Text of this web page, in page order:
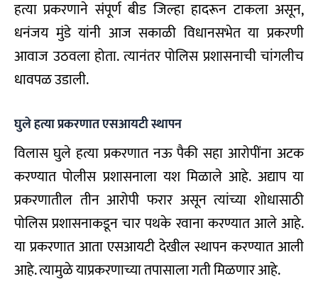
हत्या प्रकरणाने संपूर्ण बीड जिल्हा हादरून टाकला असून,
धनंजय मुंडे यांनी आज सकाळी विधानसभेत या प्रकरणी
आवाज उठवला होता. त्यानंतर पोलिस प्रशासनाची चांगलीच
धावपळ उडाली.
घुले हत्या प्रकरणात एसआयटी स्थापन
विलास घुले हत्या प्रकरणात नऊ पैकी सहा आरोपींना अटक
करण्यात पोलीस प्रशासनाला यश मिळाले आहे. अद्याप या
प्रकरणातील तीन आरोपी फरार असून त्यांच्या शोधासाठी
पोलिस प्रशासनाकडून चार पथके रवाना करण्यात आले आहे.
या प्रकरणात आता एसआयटी देखील स्थापन करण्यात आली
आहे. त्यामुळे याप्रकरणाच्या तपासाला गती मिळणार आहे.